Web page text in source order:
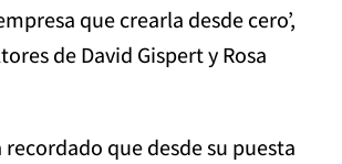
que crearla desde cero’,
de David Gispert y Rosa
recordado que desde su puesta